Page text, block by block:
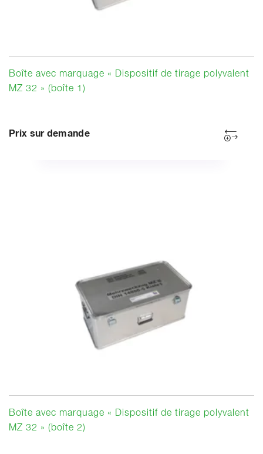
Boîte avec marquage « Dispositif de tirage polyvalent
MZ 32 » (boîte 1)
Prix sur demande
Boîte avec marquage « Dispositif de tirage polyvalent
MZ 32 » (boîte 2)